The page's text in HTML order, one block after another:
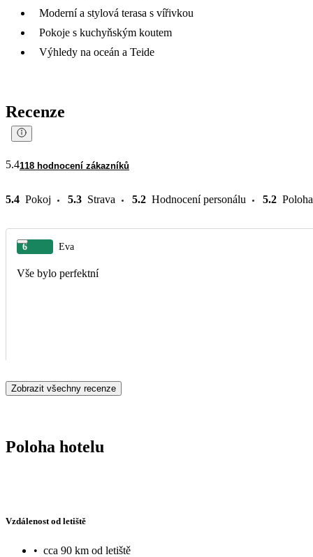
Moderní a stylová terasa s vířivkou
Pokoje s kuchyňským koutem
Výhledy na oceán a Teide
Recenze
5.4118 hodnocení zákazníků
5.4 Pokoj 5.3 Strava 5.2 Hodnocení personálu 5.2 Poloha
6 Eva
Vše bylo perfektní
Zobrazit všechny recenze
Poloha hotelu
Vzdálenost od letiště
• cca 90 km od letiště